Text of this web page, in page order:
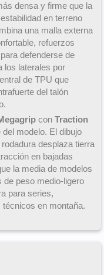
densa y firme que la
en terreno
una malla externa
refuerzos
para defenderse de
los laterales por
de TPU que
del talón
con Traction
modelo. El dibujo
desplaza tierra
en bajadas
la media de modelos
de peso medio-ligero
para series,
en montaña.